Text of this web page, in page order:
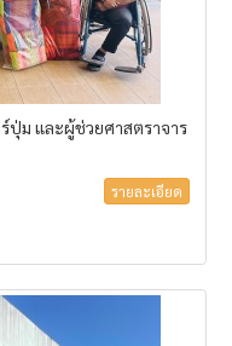
ปุ่ม และผู้ช่วยศาสตราจาร
รายละเอียด